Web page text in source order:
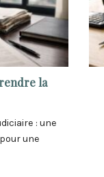
la
: une
une